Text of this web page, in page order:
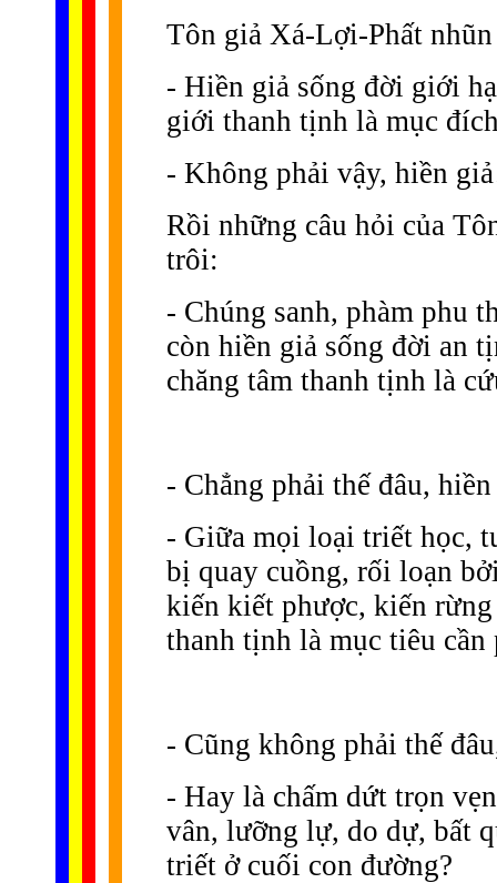
Tôn giả Xá-Lợi-Phất
- Hiền giả sống đời giới
giới thanh tịnh là mục
- Không phải vậy, hiền
Rồi những câu hỏi của
trôi:
- Chúng sanh, phàm phu
còn hiền giả sống đời an
chăng tâm thanh tịnh là
- Chẳng phải thế đâu,
- Giữa mọi loại triết học,
bị quay cuồng, rối loạn
kiến kiết phược, kiến
thanh tịnh là mục tiêu cần
- Cũng không phải thế
- Hay là chấm dứt trọn
vân, lưỡng lự, do dự, bất
triết ở cuối con đường?